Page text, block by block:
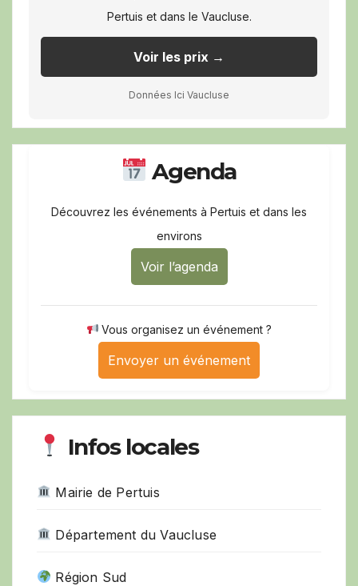
Pertuis et dans le Vaucluse.
Voir les prix →
Données Ici Vaucluse
Agenda
Découvrez les événements à Pertuis et dans les
environs
Voir l’agenda
Vous organisez un événement ?
Envoyer un événement
Infos locales
Mairie de Pertuis
Département du Vaucluse
Région Sud